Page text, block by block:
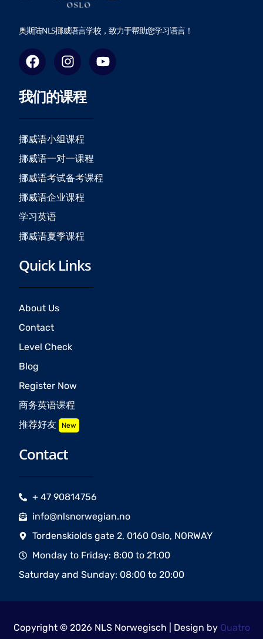
奥斯陆NLS挪威语言学校，致力于帮助您学习语言！
F
a
e
b
o
o
k
I
n
t
a
g
r
a
m
Y
o
我们的课程
挪威语小组课程
挪威语一对一课程
挪威语考试备考课程
挪威语企业课程
学习英语
挪威语夏季课程
Quick Links
About Us
Contact
Level Check
Blog
Register Now
商务英语课程
推荐好友 New
Contact
+ 47 90814756
info@nlsnorwegian.no
Tordenskiolds gate 2, 0160 Oslo, NORWAY
Monday to Friday: 8:00 to 21:00
Saturday and Sunday: 08:00 to 20:00
Copyright © 2026 NLS Norwegisch | Design by Quatro